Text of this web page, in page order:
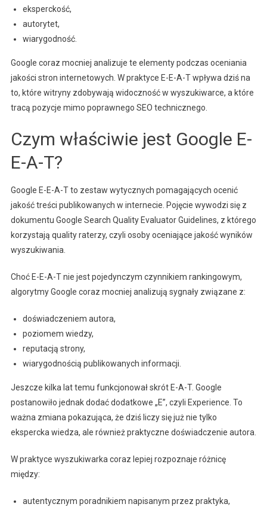
eksperckość,
autorytet,
wiarygodność.
Google coraz mocniej analizuje te elementy podczas oceniania
jakości stron internetowych. W praktyce E-E-A-T wpływa dziś na
to, które witryny zdobywają widoczność w wyszukiwarce, a które
tracą pozycje mimo poprawnego SEO technicznego.
Czym właściwie jest Google E-
E-A-T?
Google E-E-A-T to zestaw wytycznych pomagających ocenić
jakość treści publikowanych w internecie. Pojęcie wywodzi się z
dokumentu Google Search Quality Evaluator Guidelines, z którego
korzystają quality raterzy, czyli osoby oceniające jakość wyników
wyszukiwania.
Choć E-E-A-T nie jest pojedynczym czynnikiem rankingowym,
algorytmy Google coraz mocniej analizują sygnały związane z:
doświadczeniem autora,
poziomem wiedzy,
reputacją strony,
wiarygodnością publikowanych informacji.
Jeszcze kilka lat temu funkcjonował skrót E-A-T. Google
postanowiło jednak dodać dodatkowe „E”, czyli Experience. To
ważna zmiana pokazująca, że dziś liczy się już nie tylko
ekspercka wiedza, ale również praktyczne doświadczenie autora.
W praktyce wyszukiwarka coraz lepiej rozpoznaje różnicę
między:
autentycznym poradnikiem napisanym przez praktyka,